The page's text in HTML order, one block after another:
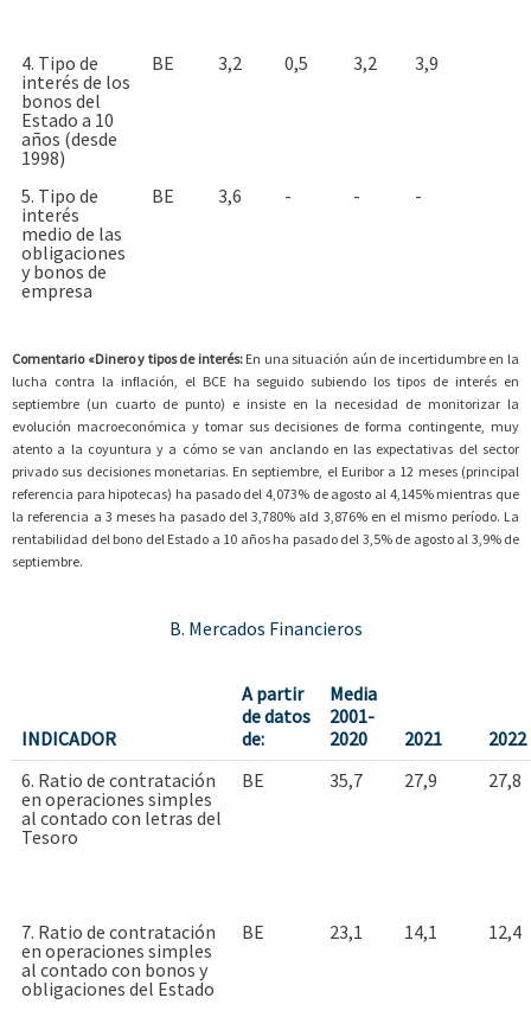
4. Tipo de
interés de los
bonos del
Estado a 10
años (desde
1998)
BE 3,2 0,5 3,2 3,9
5. Tipo de
interés
medio de las
obligaciones
y bonos de
empresa
BE 3,6 - - -
Comentario «Dinero y tipos de interés: En una situación aún de incertidumbre en la
lucha contra la inflación, el BCE ha seguido subiendo los tipos de interés en
septiembre (un cuarto de punto) e insiste en la necesidad de monitorizar la
evolución macroeconómica y tomar sus decisiones de forma contingente, muy
atento a la coyuntura y a cómo se van anclando en las expectativas del sector
privado sus decisiones monetarias. En septiembre, el Euribor a 12 meses (principal
referencia para hipotecas) ha pasado del 4,073% de agosto al 4,145% mientras que
la referencia a 3 meses ha pasado del 3,780% ald 3,876% en el mismo período. La
rentabilidad del bono del Estado a 10 años ha pasado del 3,5% de agosto al 3,9% de
septiembre.
B. Mercados Financieros
INDICADOR
A partir
de datos
de:
Media
2001-
2020
2021
2022
6. Ratio de contratación
en operaciones simples
al contado con letras del
Tesoro
BE 35,7 27,9 27,8
7. Ratio de contratación
en operaciones simples
al contado con bonos y
obligaciones del Estado
BE 23,1 14,1 12,4